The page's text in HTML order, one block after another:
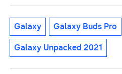
Galaxy Galaxy Buds Pro
Galaxy Unpacked 2021